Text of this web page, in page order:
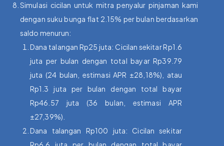
Simulasi cicilan untuk mitra penyalur pinjaman kami
dengan suku bunga flat 2.15% per bulan berdasarkan
saldo menurun:
Dana talangan Rp25 juta: Cicilan sekitar Rp1.6
juta per bulan dengan total bayar Rp39.79
juta (24 bulan, estimasi APR ±28,18%), atau
Rp1.3 juta per bulan dengan total bayar
Rp46.57 juta (36 bulan, estimasi APR
±27,39%).
Dana talangan Rp100 juta: Cicilan sekitar